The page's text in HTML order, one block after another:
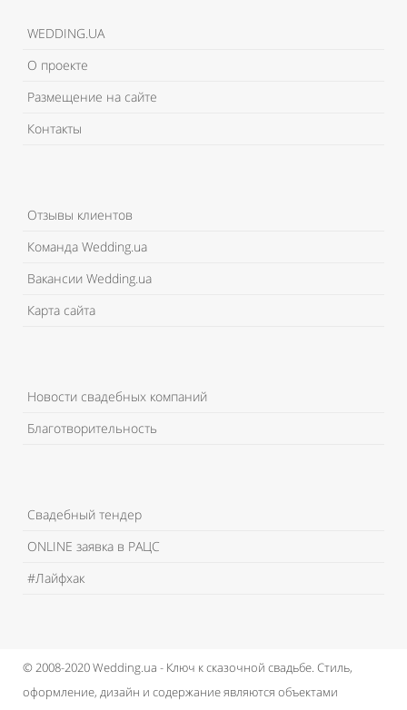
WEDDING.UA
О проекте
Размещение на сайте
Контакты
Отзывы клиентов
Команда Wedding.ua
Вакансии Wedding.ua
Карта сайта
Новости свадебных компаний
Благотворительность
Свадебный тендер
ONLINE заявка в РАЦС
#Лайфхак
© 2008-2020 Wedding.ua - Ключ к сказочной свадьбе. Стиль,
оформление, дизайн и содержание являются объектами